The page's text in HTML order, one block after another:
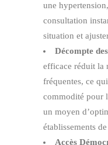
une
consultation
situation et
Décompte
efficace réduit la
fréquentes, ce
commodité pour
un moyen
établissements
Accès